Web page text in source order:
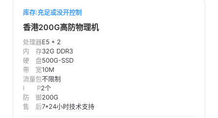
库存:充足或没开控制
香港200G高防物理机
处理器E5 * 2
内 存32G DDR3
硬 盘500G-SSD
带 宽10M
流量包不限制
I P2个
防 御200G
售 后7*24小时技术支持